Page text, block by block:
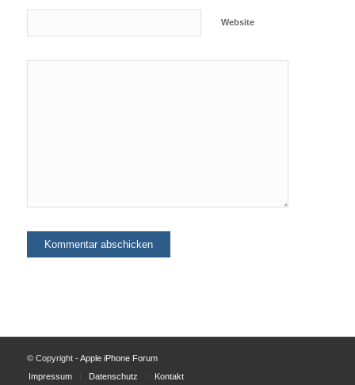
Website
© Copyright -Apple iPhone Forum
Impressum
Datenschutz Kontakt